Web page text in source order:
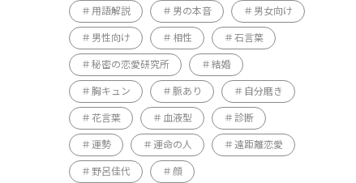
用語解説 男の本音 男女向け
男性向け 相性 石言葉
秘密の恋愛研究所 結婚
胸キュン 脈あり 自分磨き
花言葉 血液型 診断
運勢 運命の人 遠距離恋愛
野呂佳代 顔